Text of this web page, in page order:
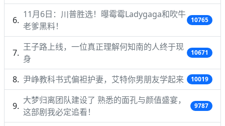
11月6日：川普胜选！曝霉霉Ladygaga和吹牛
老爹黑料！
10765
王子路上线，一位真正理解何知南的人终于现
身
10671
尹峥教科书式偏袒护妻，艾特你男朋友学起来 10019
大梦归离团队建设了 熟悉的面孔与颜值盛宴，
这部剧我必定追看！
9787